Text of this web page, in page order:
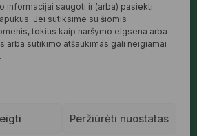
informacijai saugoti ir (arba) pasiekti
Jei sutiksime su šiomis
tokius kaip naršymo elgsena arba
arba sutikimo atšaukimas gali neigiamai
Peržiūrėti nuostatas
tiek Jums, tiek gamtai.
DAUGIAU